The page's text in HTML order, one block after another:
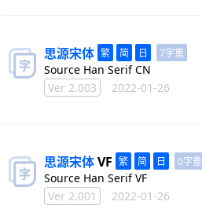
思源宋体 7字重
Source Han Serif CN
Ver 2.003
2022-01-26
思源宋体VF 0字重
Source Han Serif VF
Ver 2.001
2022-01-26